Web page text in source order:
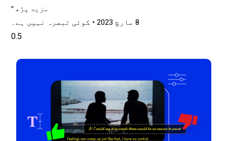
مزید پڑھ "
8 مارچ 2023 کوئی تبصرہ نہیں ہے۔